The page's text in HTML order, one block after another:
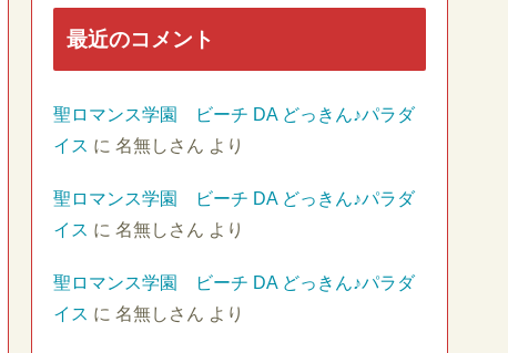
最近のコメント
聖ロマンス学園 ビーチ DA どっきん♪パラダ
イス に 名無しさん より
聖ロマンス学園 ビーチ DA どっきん♪パラダ
イス に 名無しさん より
聖ロマンス学園 ビーチ DA どっきん♪パラダ
イス に 名無しさん より